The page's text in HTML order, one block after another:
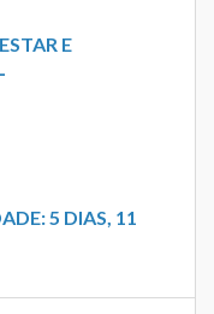
E
5 DIAS, 11